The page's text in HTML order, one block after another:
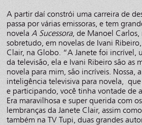
A partir daí constrói uma carreira de
passa por várias emissoras, e tem
novelaA Sucessora, de Manoel Carlos,
sobretudo, em novelas de Ivani
Clair, na Globo. “A Janete foi incrível,
da televisão, ela e Ivani Ribeiro são as
novela para mim, são incríveis. Nossa,
inteligência televisiva para novela,
e participando, você tinha vontade de
Era maravilhosa e super querida com
lembranças da Janete Clair, assim
também na TV Tupi, duas grandes